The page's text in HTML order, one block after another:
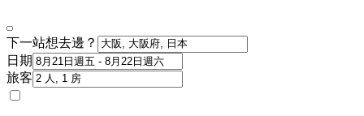
下一站想去邊？
日期
旅客